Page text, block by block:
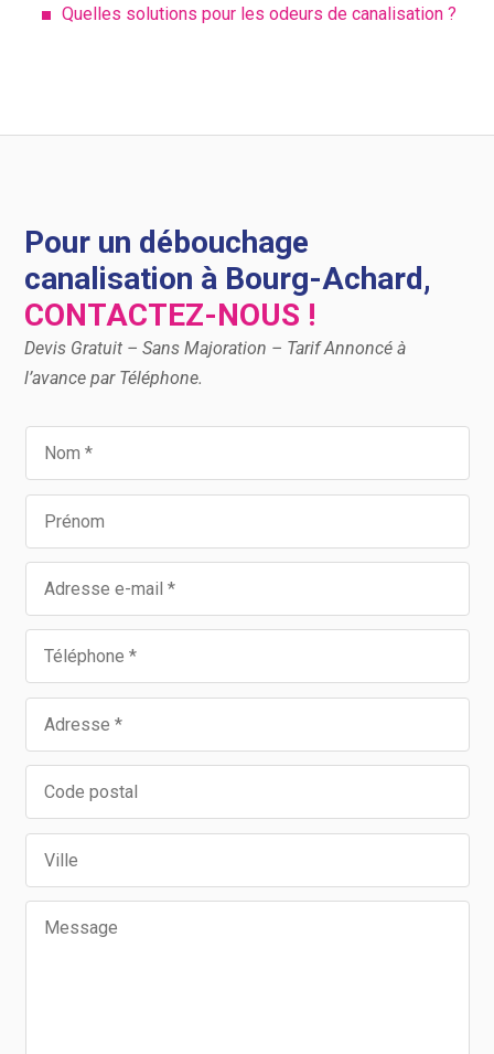
Quelles solutions pour les odeurs de canalisation ?
Pour un débouchage
canalisation à Bourg-Achard,
CONTACTEZ-NOUS !
Devis Gratuit – Sans Majoration – Tarif Annoncé à
l’avance par Téléphone.